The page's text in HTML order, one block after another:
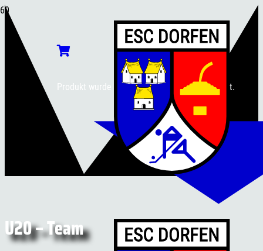
Produkt wurde deinem Warenkorb hinzugefügt.
U20 – Team